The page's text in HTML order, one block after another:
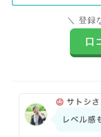
＼ 登録
口